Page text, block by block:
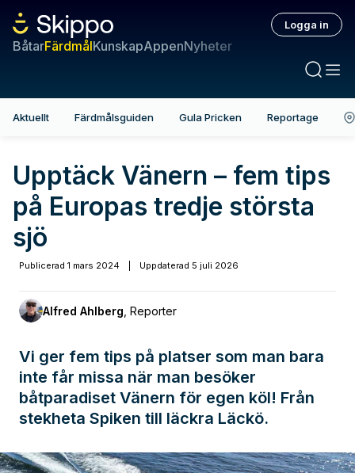
BåtarFärdmålKunskapAppenNyheter
Logga in
Aktuellt Färdmålsguiden Gula Pricken Reportage
Upptäck Vänern – fem tips
på Europas tredje största
sjö
Publicerad 1 mars 2024 Uppdaterad 5 juli 2026
Alfred Ahlberg Reporter
Vi ger fem tips på platser som man bara
inte får missa när man besöker
båtparadiset Vänern för egen köl! Från
stekheta Spiken till läckra Läckö.